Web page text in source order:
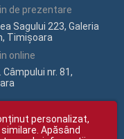
de prezentare
Sagului 223, Galeria
Timișoara
online
Câmpului nr. 81,
personalizat,
Apăsând